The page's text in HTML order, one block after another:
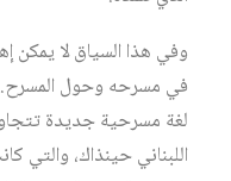
وفي هذا السياق لا يمكن
في مسرحه وحول المسرح.
لغة مسرحية جديدة
اللبناني حينذاك، والتي